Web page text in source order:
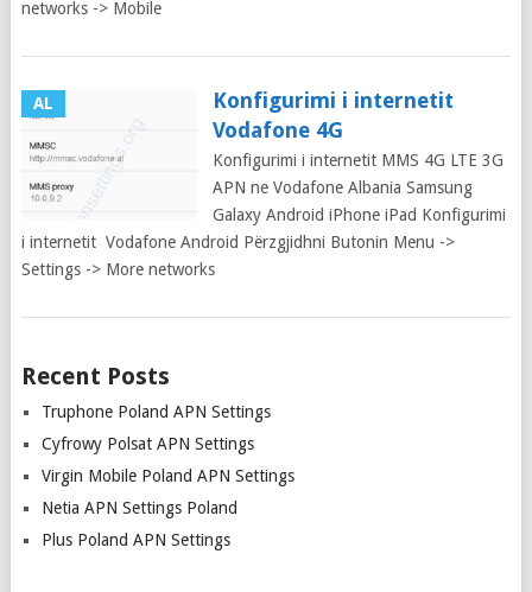
networks -> Mobile
AL
Konfigurimi i internetit
Vodafone 4G
Konfigurimi i internetit MMS 4G LTE 3G
APN ne Vodafone Albania Samsung
Galaxy Android iPhone iPad Konfigurimi
i internetit Vodafone Android Përzgjidhni Butonin Menu ->
Settings -> More networks
Posts
navigation
Recent Posts
Truphone Poland APN Settings
Cyfrowy Polsat APN Settings
Virgin Mobile Poland APN Settings
Netia APN Settings Poland
Plus Poland APN Settings